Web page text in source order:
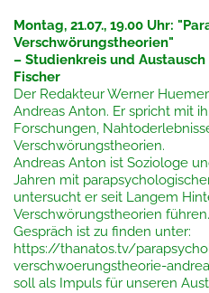
Montag, 21.07., 19.00 Uhr:
Verschwörungstheorien"
– Studienkreis und
Fischer
Der Redakteur Werner
Andreas Anton. Er spricht mit
Forschungen,
Verschwörungstheorien.
Andreas Anton ist Soziologe
Jahren mit
untersucht er seit Langem
Verschwörungstheorien
Gespräch ist zu finden unter:
https://thanatos.tv/
verschwoerungstheorie-
soll als Impuls für unseren